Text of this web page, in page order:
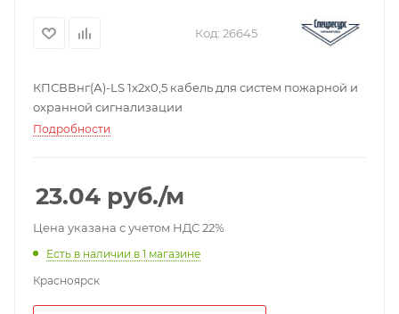
Код: 26645
КПСВВнг(А)-LS 1х2х0,5 кабель для систем пожарной и
охранной сигнализации
Подробности
23.04 руб./м
Цена указана с учетом НДС 22%
Есть в наличии в 1 магазине
Красноярск